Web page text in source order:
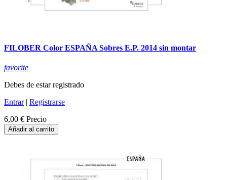
FILOBER Color ESPAÑA Sobres E.P. 2014 sin montar
favorite
Debes de estar registrado
Entrar| Registrarse
6,00 € Precio
Añadir al carrito